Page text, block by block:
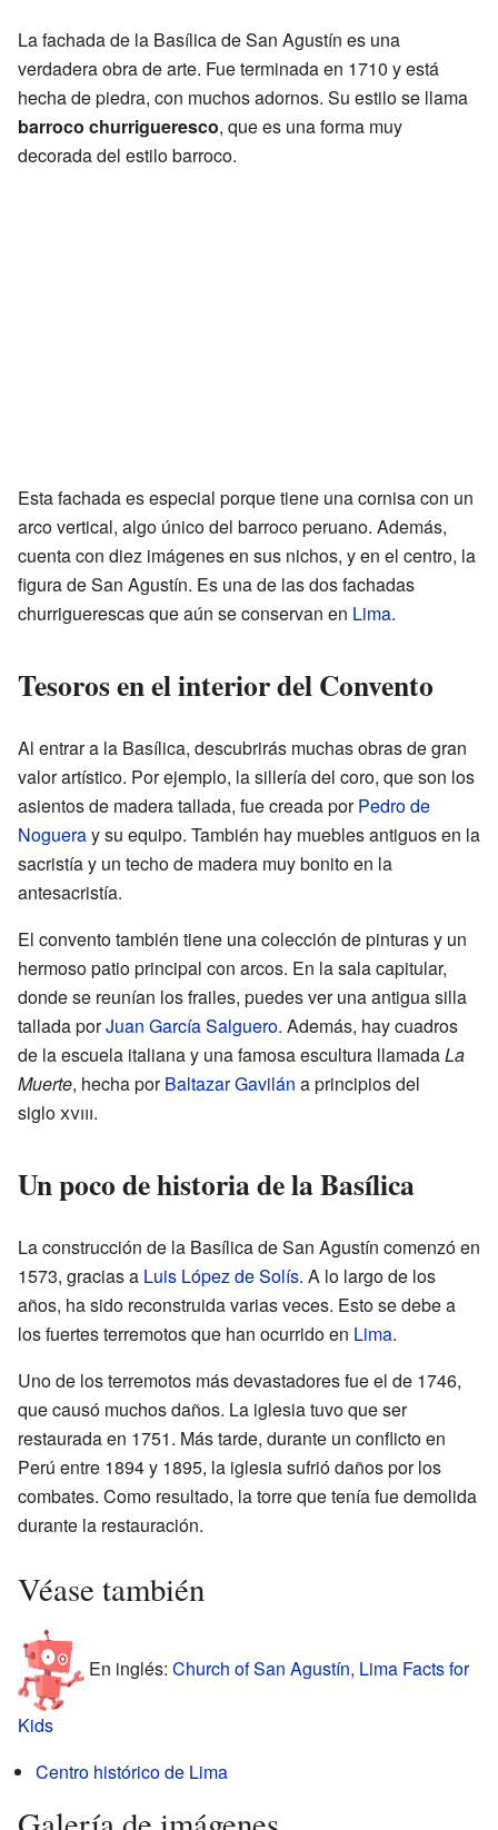
La fachada de la Basílica de San Agustín es una
verdadera obra de arte. Fue terminada en 1710 y está
hecha de piedra, con muchos adornos. Su estilo se llama
barroco churrigueresco, que es una forma muy
decorada del estilo barroco.
Esta fachada es especial porque tiene una cornisa con un
arco vertical, algo único del barroco peruano. Además,
cuenta con diez imágenes en sus nichos, y en el centro, la
figura de San Agustín. Es una de las dos fachadas
churriguerescas que aún se conservan en Lima.
Tesoros en el interior del Convento
Al entrar a la Basílica, descubrirás muchas obras de gran
valor artístico. Por ejemplo, la sillería del coro, que son los
asientos de madera tallada, fue creada porPedro de
Nogueray su equipo. También hay muebles antiguos en la
sacristía y un techo de madera muy bonito en la
antesacristía.
El convento también tiene una colección de pinturas y un
hermoso patio principal con arcos. En la sala capitular,
donde se reunían los frailes, puedes ver una antigua silla
tallada porJuan García Salguero. Además, hay cuadros
de la escuela italiana y una famosa escultura llamadaLa
Muerte, hecha porBaltazar Gavilán a principios del
sigloxviii.
Un poco de historia de la Basílica
La construcción de la Basílica de San Agustín comenzó en
1573, gracias a Luis López de Solís. A lo largo de los
años, ha sido reconstruida varias veces. Esto se debe a
los fuertes terremotos que han ocurrido en Lima.
Uno de los terremotos más devastadores fue el de 1746,
que causó muchos daños. La iglesia tuvo que ser
restaurada en 1751. Más tarde, durante un conflicto en
Perú entre 1894 y 1895, la iglesia sufrió daños por los
combates. Como resultado, la torre que tenía fue demolida
durante la restauración.
Véase también
En inglés: Church of San Agustín, Lima Facts for
Kids
Centro histórico de Lima